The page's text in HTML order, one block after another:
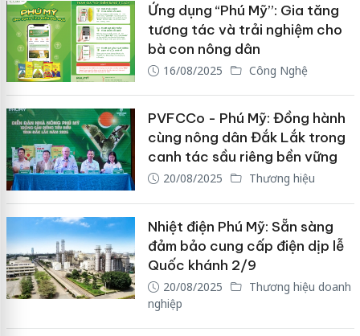
Ứng dụng “Phú Mỹ”: Gia tăng
tương tác và trải nghiệm cho
bà con nông dân
16/08/2025 Công Nghệ
PVFCCo - Phú Mỹ: Đồng hành
cùng nông dân Đắk Lắk trong
canh tác sầu riêng bền vững
20/08/2025 Thương hiệu
Nhiệt điện Phú Mỹ: Sẵn sàng
đảm bảo cung cấp điện dịp lễ
Quốc khánh 2/9
20/08/2025
Thương hiệu doanh
nghiệp